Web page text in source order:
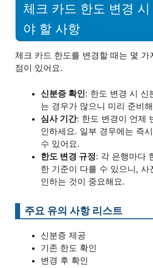
체크 카드 한도 변경 시
야 할 사항
체크 카드 한도를 변경할 때는 몇 가
점이 있어요.
신분증 확인: 한도 변경 시 신
는 경우가 많으니 미리 준비
심사 기간: 한도 변경이 언제
인하세요. 일부 경우에는 즉
수 있어요.
한도 변경 규정: 각 은행마다
한 기준이 다를 수 있으니, 사
인하는 것이 중요해요.
주요 유의 사항 리스트
신분증 제공
기존 한도 확인
변경 후 확인